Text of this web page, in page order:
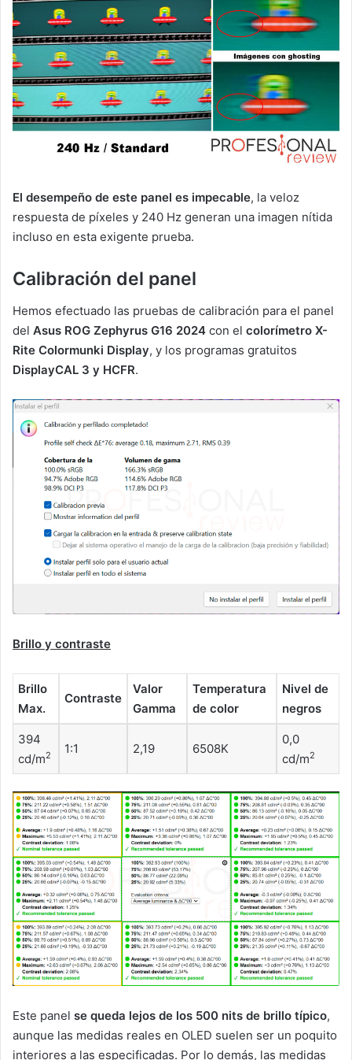
El desempeño de este panel es impecable, la veloz
respuesta de píxeles y 240 Hz generan una imagen nítida
incluso en esta exigente prueba.
Calibración del panel
Hemos efectuado las pruebas de calibración para el panel
del Asus ROG Zephyrus G16 2024 con el colorímetro X-
Rite Colormunki Display, y los programas gratuitos
DisplayCAL 3 y HCFR.
Brillo y contraste
Brillo
Max.
Contraste
Valor
Gamma
Temperatura
de color
Nivel de
negros
394
cd/m2 1:1 2,19 6508K
0,0
cd/m2
Este panel se queda lejos de los 500 nits de brillo típico,
aunque las medidas reales en OLED suelen ser un poquito
interiores a las especificadas. Por lo demás, las medidas